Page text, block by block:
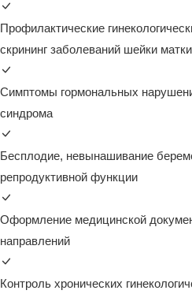
Профилактические
скрининг заболеваний шейки матки
Симптомы гормональных
синдрома
Бесплодие, невынашивание
репродуктивной функции
Оформление медицинской
направлений
Контроль хронических